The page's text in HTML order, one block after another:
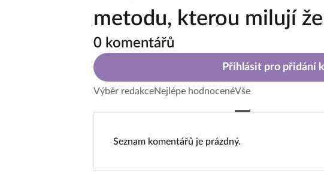
metodu, kterou milují
0 komentářů
Přihlásit pro přidání
Výběr redakceNejlépe hodnocenéVše
Seznam komentářů je prázdný.